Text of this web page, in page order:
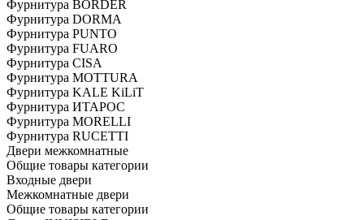
Фурнитура BORDER
Фурнитура DORMA
Фурнитура PUNTO
Фурнитура FUARO
Фурнитура CISA
Фурнитура MOTTURA
Фурнитура KALE KiLiT
Фурнитура ИТАРОС
Фурнитура MORELLI
Фурнитура RUCETTI
Двери межкомнатные
Общие товары категории
Входные двери
Межкомнатные двери
Общие товары категории